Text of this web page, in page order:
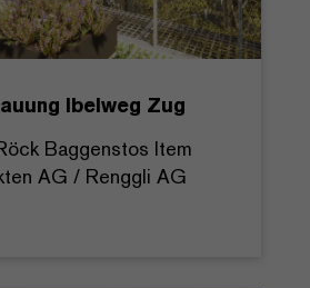
Ibelweg Zug
Baggenstos Item
AG / Renggli AG